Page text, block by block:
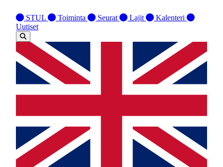
STUL Toiminta Seurat Lajit
Kalenteri
Uutiset